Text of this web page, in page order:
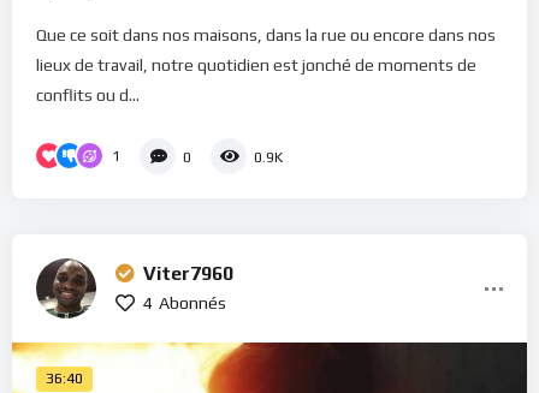
Que ce soit dans nos maisons, dans la rue ou encore dans nos
lieux de travail, notre quotidien est jonché de moments de
conflits ou d...
1 0 0.9K
Viter7960
4 Abonnés
36:40